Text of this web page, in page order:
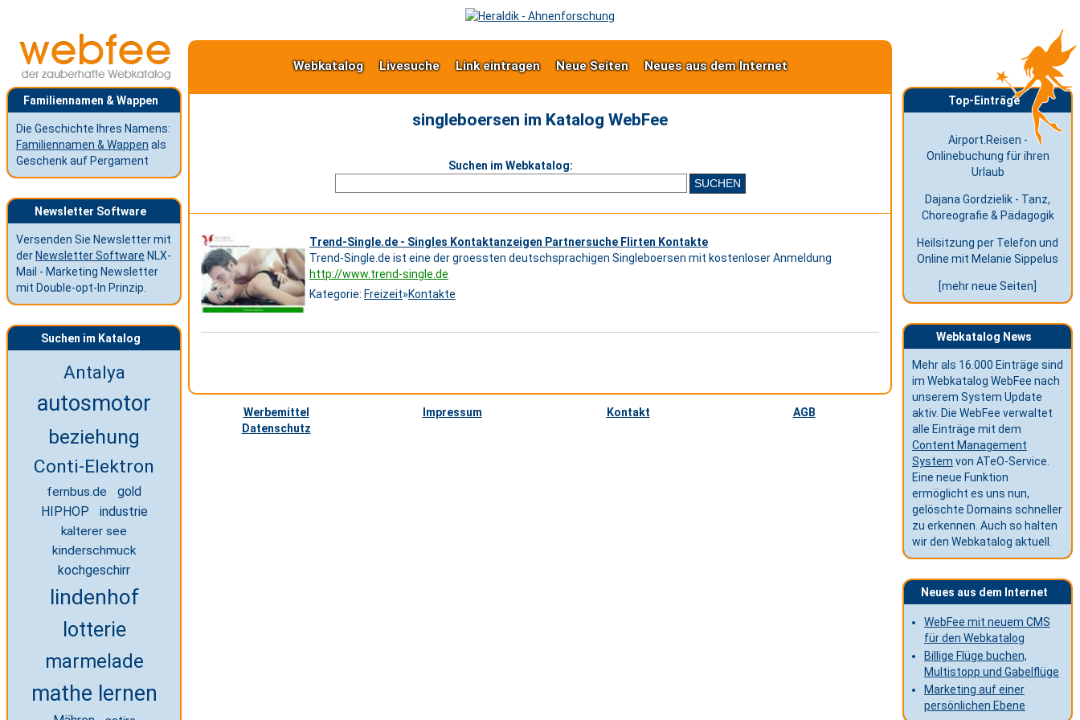
Familiennamen & Wappen
Die Geschichte Ihres Namens:
Familiennamen & Wappen als
Geschenk auf Pergament
Newsletter Software
Versenden Sie Newsletter mit
der Newsletter Software NLX-
Mail - Marketing Newsletter
mit Double-opt-In Prinzip.
Suchen im Katalog
Antalya
autosmotor
beziehung
Conti-Elektron
fernbus.de
gold
HIPHOP
industrie
kalterer see
kinderschmuck
kochgeschirr
lindenhof
lotterie
marmelade
mathe lernen
Webkatalog Livesuche Link eintragen Neue Seiten Neues aus dem Internet
singleboersen im Katalog WebFee
Suchen im Webkatalog:
Trend-Single.de - Singles Kontaktanzeigen Partnersuche Flirten Kontakte
Trend-Single.de ist eine der groessten deutschsprachigen Singleboersen mit kostenloser Anmeldung
http://www.trend-single.de
Kategorie: Freizeit»Kontakte
Werbemittel Impressum Kontakt
AGB
Datenschutz
Top-Einträge
Airport.Reisen -
Onlinebuchung für ihren
Urlaub
Dajana Gordzielik - Tanz,
Choreografie & Pädagogik
Heilsitzung per Telefon und
Online mit Melanie Sippelus
[mehr neue Seiten]
Webkatalog News
Mehr als 16.000 Einträge sind
im Webkatalog WebFee nach
unserem System Update
aktiv. Die WebFee verwaltet
alle Einträge mit dem
Content Management
System von ATeO-Service.
Eine neue Funktion
ermöglicht es uns nun,
gelöschte Domains schneller
zu erkennen. Auch so halten
wir den Webkatalog aktuell.
Neues aus dem Internet
WebFee mit neuem CMS
für den Webkatalog
Billige Flüge buchen,
Multistopp und Gabelflüge
Marketing auf einer
persönlichen Ebene